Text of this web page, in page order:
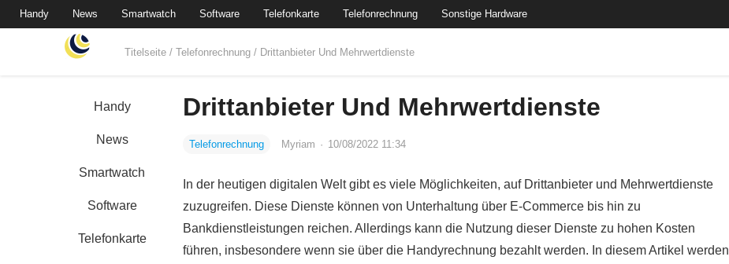
Handy News Smartwatch Software Telefonkarte Telefonrechnung Sonstige Hardware
Titelseite / Telefonrechnung / Drittanbieter Und Mehrwertdienste
Handy
News
Smartwatch
Software
Telefonkarte
Drittanbieter Und Mehrwertdienste
Telefonrechnung Myriam · 10/08/2022 11:34
In der heutigen digitalen Welt gibt es viele Möglichkeiten, auf Drittanbieter und Mehrwertdienste
zuzugreifen. Diese Dienste können von Unterhaltung über E-Commerce bis hin zu
Bankdienstleistungen reichen. Allerdings kann die Nutzung dieser Dienste zu hohen Kosten
führen, insbesondere wenn sie über die Handyrechnung bezahlt werden. In diesem Artikel werden